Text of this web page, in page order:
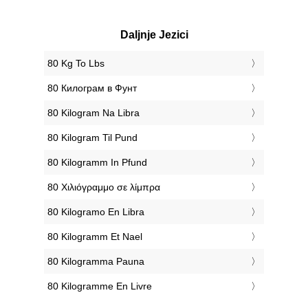
Daljnje Jezici
‎80 Kg To Lbs
‎80 Килограм в Фунт
‎80 Kilogram Na Libra
‎80 Kilogram Til Pund
‎80 Kilogramm In Pfund
‎80 Χιλιόγραμμο σε λίμπρα
‎80 Kilogramo En Libra
‎80 Kilogramm Et Nael
‎80 Kilogramma Pauna
‎80 Kilogramme En Livre